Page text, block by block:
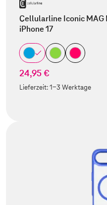
Cellularline Iconic MAG
iPhone 17
24,95 €
Lieferzeit:1-3 Werktage